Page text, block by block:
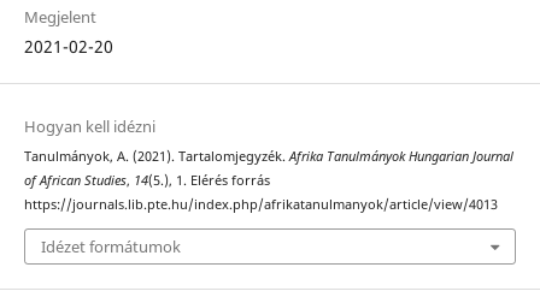
Megjelent
2021-02-20
Hogyan kell idézni
Tanulmányok, A. (2021). Tartalomjegyzék. Afrika Tanulmányok Hungarian Journal
of African Studies, 14(5.), 1. Elérés forrás
https://journals.lib.pte.hu/index.php/afrikatanulmanyok/article/view/4013
Idézet formátumok